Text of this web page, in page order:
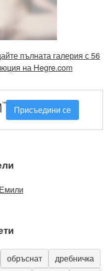
пълната галерия с 56
на Hegre.com
Присъедини се
обръснат
дребничка